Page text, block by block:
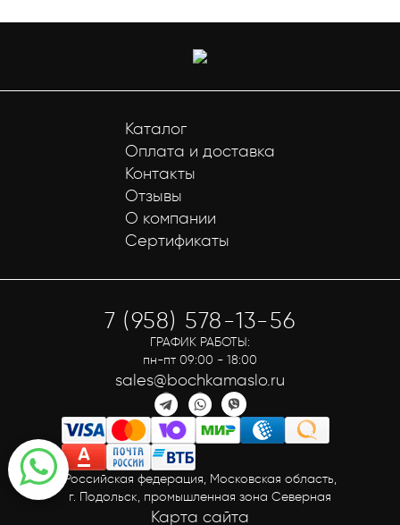
Каталог
Оплата и доставка
Контакты
Отзывы
О компании
Сертификаты
Российская федерация, Московская область,
г. Подольск, промышленная зона Северная
Карта сайта
7 (958) 578-13-56
ГРАФИК РАБОТЫ:
пн-пт 09:00 - 18:00
sales@bochkamaslo.ru